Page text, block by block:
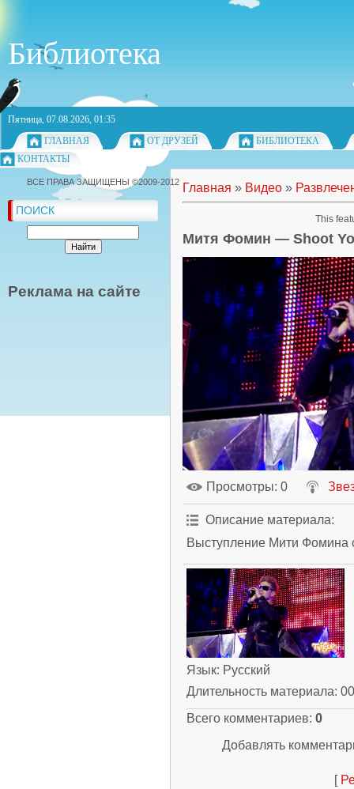
Библиотека
Пятница, 07.08.2026, 01:35
ГЛАВНАЯ
ОТ ДРУЗЕЙ
БИБЛИОТЕКА
КОНТАКТЫ
ПОИСК
Реклама на сайте
Главная » Видео »
Митя Фомин — Shoot
Просмотры: 0
Описание материала:
Выступление Мити Фомина
Язык: Русский
Длительность материала:
Всего комментариев: 0
Добавлять
[
ВСЕ ПРАВА ЗАЩИЩЕНЫ ©2009-2012
This